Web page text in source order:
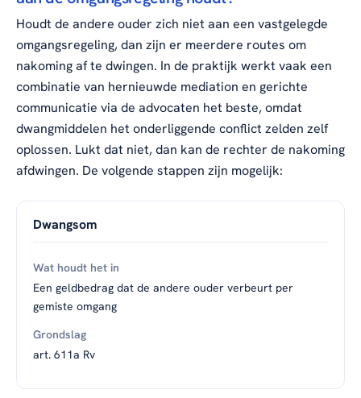
Houdt de andere ouder zich niet aan een vastgelegde
omgangsregeling, dan zijn er meerdere routes om
nakoming af te dwingen. In de praktijk werkt vaak een
combinatie van hernieuwde mediation en gerichte
communicatie via de advocaten het beste, omdat
dwangmiddelen het onderliggende conflict zelden zelf
oplossen. Lukt dat niet, dan kan de rechter de nakoming
afdwingen. De volgende stappen zijn mogelijk:
Dwangsom
Een geldbedrag dat de andere ouder verbeurt per
gemiste omgang
art. 611a Rv